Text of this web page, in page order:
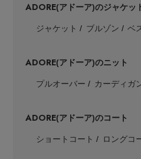
ADORE(アドーア)のジャケッ
ジャケット ブルゾン ベ
ADORE(アドーア)のニット
プルオーバー カーディガ
ADORE(アドーア)のコート
ショートコート ロングコ